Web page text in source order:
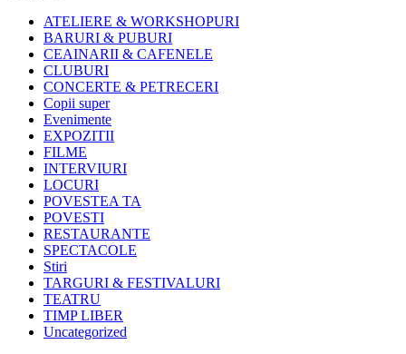
ATELIERE & WORKSHOPURI
BARURI & PUBURI
CEAINARII & CAFENELE
CLUBURI
CONCERTE & PETRECERI
Copii super
Evenimente
EXPOZITII
FILME
INTERVIURI
LOCURI
POVESTEA TA
POVESTI
RESTAURANTE
SPECTACOLE
Stiri
TARGURI & FESTIVALURI
TEATRU
TIMP LIBER
Uncategorized